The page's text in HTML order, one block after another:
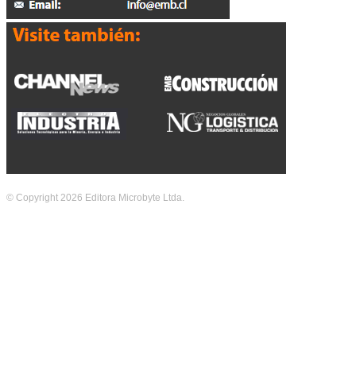
© Copyright 2026 Editora Microbyte Ltda.